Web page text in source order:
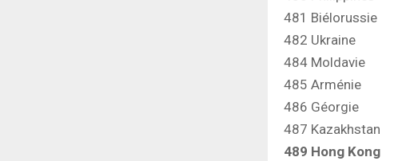
481 Biélorussie
482 Ukraine
484 Moldavie
485 Arménie
486 Géorgie
487 Kazakhstan
489 Hong Kong